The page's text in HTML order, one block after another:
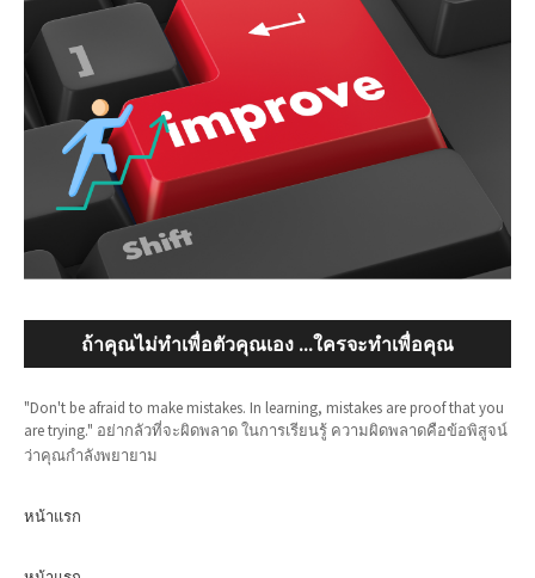
ถ้าคุณไม่ทำเพื่อตัวคุณเอง ...ใครจะทำเพื่อคุณ
"Don't be afraid to make mistakes. In learning, mistakes are proof that you
are trying." อย่ากลัวที่จะผิดพลาด ในการเรียนรู้ ความผิดพลาดคือข้อพิสูจน์
ว่าคุณกำลังพยายาม
หน้าแรก